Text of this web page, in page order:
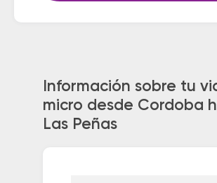
Información sobre tu
micro desde Cordoba
Las Peñas